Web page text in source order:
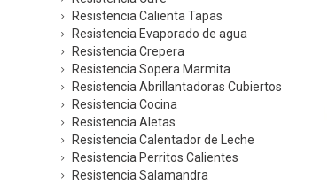
Resistencia Calienta Tapas
Resistencia Evaporado de agua
Resistencia Crepera
Resistencia Sopera Marmita
Resistencia Abrillantadoras Cubiertos
Resistencia Cocina
Resistencia Aletas
Resistencia Calentador de Leche
Resistencia Perritos Calientes
Resistencia Salamandra